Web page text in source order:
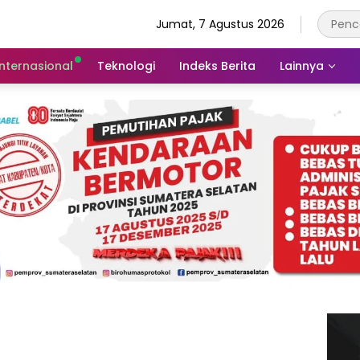
Jumat, 7 Agustus 2026
Teknologi Indeks Berita Lainnya